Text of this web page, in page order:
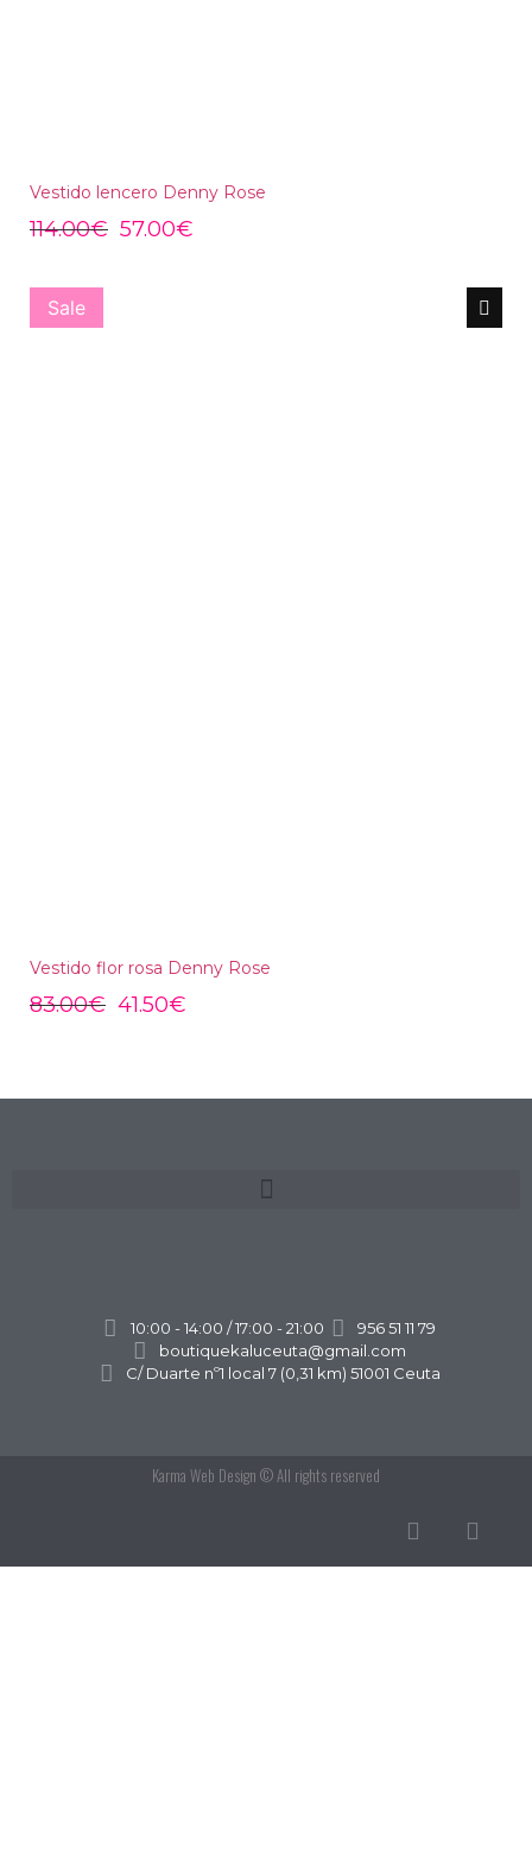
Vestido lencero Denny Rose
114.00€ 57.00€
Sale
Vestido flor rosa Denny Rose
83.00€ 41.50€
10:00 - 14:00 / 17:00 - 21:00
956 51 11 79
boutiquekaluceuta@gmail.com
C/ Duarte nº1 local 7 (0,31 km) 51001 Ceuta
Karma Web Design © All rights reserved